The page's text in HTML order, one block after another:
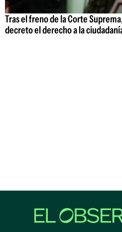
Tras el freno de la Corte
decreto el derecho a la